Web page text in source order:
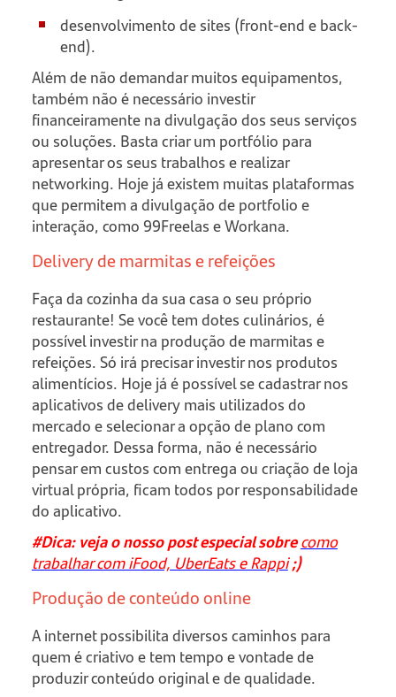
desenvolvimento de sites (front-end e back-
end).
Além de não demandar muitos equipamentos,
também não é necessário investir
financeiramente na divulgação dos seus serviços
ou soluções. Basta criar um portfólio para
apresentar os seus trabalhos e realizar
networking. Hoje já existem muitas plataformas
que permitem a divulgação de portfolio e
interação, como 99Freelas e Workana.
Delivery de marmitas e refeições
Faça da cozinha da sua casa o seu próprio
restaurante! Se você tem dotes culinários, é
possível investir na produção de marmitas e
refeições. Só irá precisar investir nos produtos
alimentícios. Hoje já é possível se cadastrar nos
aplicativos de delivery mais utilizados do
mercado e selecionar a opção de plano com
entregador. Dessa forma, não é necessário
pensar em custos com entrega ou criação de loja
virtual própria, ficam todos por responsabilidade
do aplicativo.
#Dica: veja o nosso post especial sobrecomo
trabalhar com iFood, UberEats e Rappi;)
Produção de conteúdo online
A internet possibilita diversos caminhos para
quem é criativo e tem tempo e vontade de
produzir conteúdo original e de qualidade.